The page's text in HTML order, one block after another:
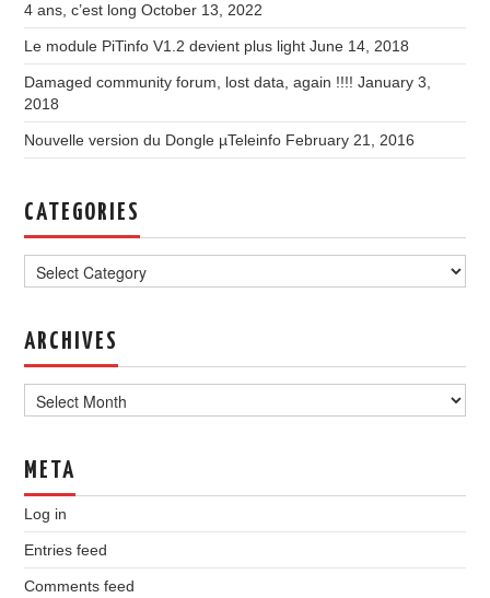
4 ans, c’est long October 13, 2022
Le module PiTinfo V1.2 devient plus light June 14, 2018
Damaged community forum, lost data, again !!!! January 3,
2018
Nouvelle version du Dongle µTeleinfo February 21, 2016
CATEGORIES
ARCHIVES
META
Log in
Entries feed
Comments feed